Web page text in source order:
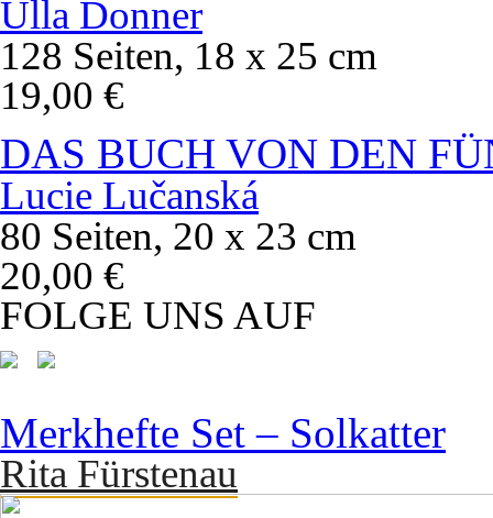
Ulla Donner
128 Seiten, 18 x 25 cm
19,00 €
DAS BUCH VON DEN
Lucie Lučanská
80 Seiten, 20 x 23 cm
20,00 €
FOLGE UNS AUF
Merkhefte Set – Solkatter
Rita Fürstenau